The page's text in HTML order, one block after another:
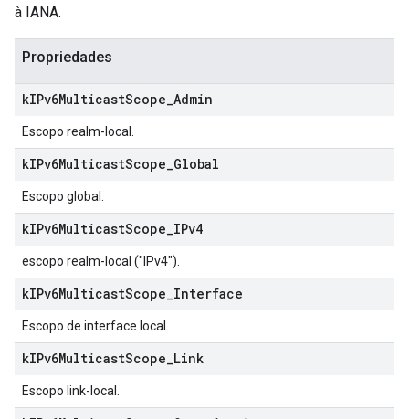
à IANA.
Propriedades
kIPv6MulticastScope Admin
Escopo realm-local.
kIPv6MulticastScope Global
Escopo global.
kIPv6MulticastScope IPv4
escopo realm-local ("IPv4").
kIPv6MulticastScope Interface
Escopo de interface local.
kIPv6MulticastScope Link
Escopo link-local.